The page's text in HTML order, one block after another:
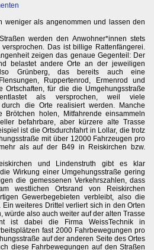
weniger als angenommen und lassen den
werden den Anwohner*innen stets
Das ist billige Rattenfängerei.
zeigen das genaue Gegenteil: Der
belastet andere Orte an der jeweiligen
Grünberg, das bereits auch eine
Ruppertenrod, Ermenrod und
Ortschaften, für die die Umgehungsstraße
als versprochen, weil viele
die Orte realisiert werden. Manche
holen, Mitfahrende einsammeln
befahrbare, aber kürzere alte Trasse
ist die Ortsdurchfahrt in Lollar, die trotz
mit über 12000 Fahrzeugen pro
als auf der B49 in Reiskirchen bzw.
und Lindenstruth gibt es klar
Wirkung einer Umgehungsstraße gering
die gemessenen Verkehrszahlen, dass
westlichen Ortsrand von Reiskirchen
Gewerbegebieten verbleibt, also die
weiteres Drittel verliert sich in den Orten
würde also auch weiter auf der alten Trasse
ist dabei die Firma WeissTechnik in
fast 2000 Fahrbewegungen pro
auf der anderen Seite des Ortes
diese Fahrbewegungen auf den Straßen